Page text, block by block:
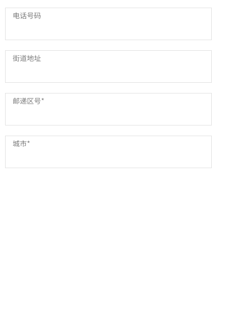
电话号码
街道地址
邮递区号*
城市*